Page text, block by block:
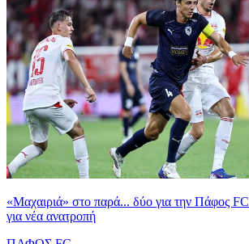
«Μαχαιριά» στο παρά... δύο για την Πάφος FC
για νέα ανατροπή